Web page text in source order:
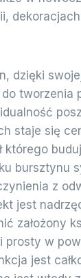
dzięki
tworzenia
staje się
którego
bursztynu
z
jest
założony
prosty w
jest